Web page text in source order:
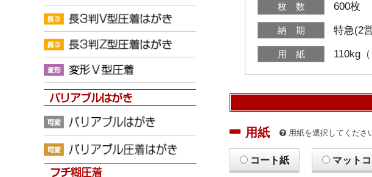
枚 数 600枚
納 期 特急(2
用 紙 110kg
用紙 用紙を選択してくださ
コート紙 マット